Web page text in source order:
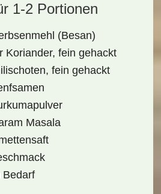
1-2 Portionen
(Besan)
Koriander, fein gehackt
fein gehackt
Masala
Bedarf